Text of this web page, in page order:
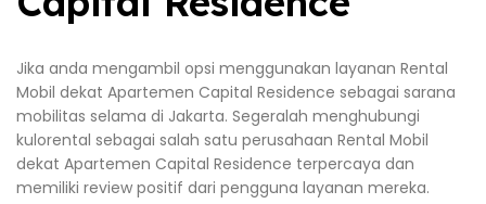
Jika anda mengambil opsi menggunakan layanan Rental
Mobil dekat Apartemen Capital Residence sebagai sarana
mobilitas selama di Jakarta. Segeralah menghubungi
kulorental sebagai salah satu perusahaan Rental Mobil
dekat Apartemen Capital Residence terpercaya dan
memiliki review positif dari pengguna layanan mereka.